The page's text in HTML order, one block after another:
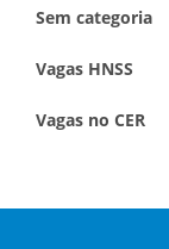
Sem categoria
Vagas HNSS
Vagas no CER